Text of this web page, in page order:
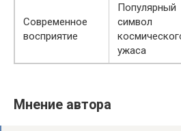
Современное
восприятие
Популярный
символ
ужаса
Мнение автора